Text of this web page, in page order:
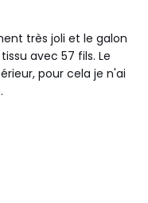
très joli et le galon
avec 57 fils. Le
pour cela je n'ai